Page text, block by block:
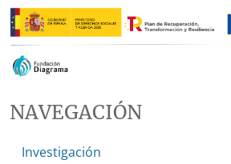
NAVEGACIÓN
Investigación